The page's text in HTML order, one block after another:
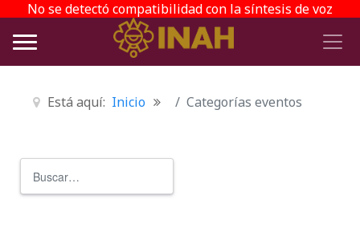
No se detectó compatibilidad con la síntesis de voz
Está aquí: Inicio Categorías eventos